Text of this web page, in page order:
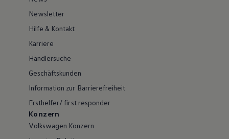
Newsletter
Hilfe & Kontakt
Karriere
Händlersuche
Geschäftskunden
Information zur Barrierefreiheit
Ersthelfer/ first responder
Konzern
Volkswagen Konzern